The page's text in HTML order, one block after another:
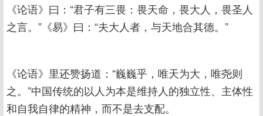
《论语》曰：“君子有三畏：畏天命，畏大人，畏圣人
之言。”《易》曰：“夫大人者，与天地合其德。”
《论语》里还赞扬道：“巍巍乎，唯天为大，唯尧则
之。”中国传统的以人为本是维持人的独立性、主体性
和自我自律的精神，而不是去支配。